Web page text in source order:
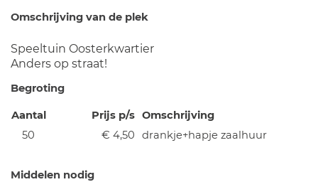
Omschrijving van de plek
Speeltuin Oosterkwartier
Anders op straat!
Begroting
Aantal Prijs p/s Omschrijving
50
€ 4,50 drankje+hapje zaalhuur
Middelen nodig